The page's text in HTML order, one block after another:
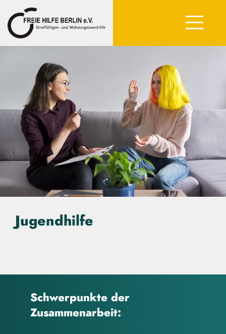
Jugendhilfe
Schwerpunkte der
Zusammenarbeit: